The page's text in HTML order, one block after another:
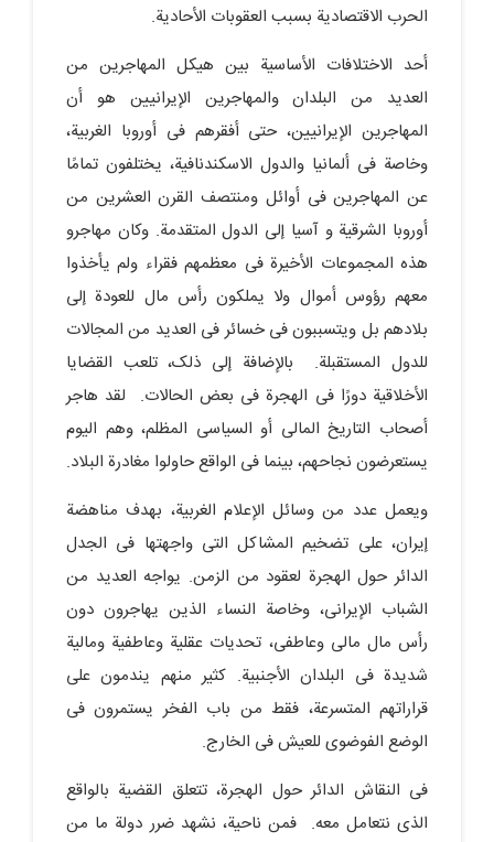
الحرب الاقتصادیة بسبب العقوبات الأحادیة.
أحد الاختلافات الأساسیة بین هیکل المهاجرین من
العدید من البلدان والمهاجرین الإیرانیین هو أن
المهاجرین الإیرانیین، حتى أفقرهم فی أوروبا الغربیة،
وخاصة فی ألمانیا والدول الاسکندنافیة، یختلفون تمامًا
عن المهاجرین فی أوائل ومنتصف القرن العشرین من
أوروبا الشرقیة و آسیا إلى الدول المتقدمة. وکان مهاجرو
هذه المجموعات الأخیرة فی معظمهم فقراء ولم یأخذوا
معهم رؤوس أموال ولا یملکون رأس مال للعودة إلى
بلادهم بل ویتسببون فی خسائر فی العدید من المجالات
للدول المستقبلة. بالإضافة إلى ذلک، تلعب القضایا
الأخلاقیة دورًا فی الهجرة فی بعض الحالات. لقد هاجر
أصحاب التاریخ المالی أو السیاسی المظلم، وهم الیوم
یستعرضون نجاحهم، بینما فی الواقع حاولوا مغادرة البلاد.
ویعمل عدد من وسائل الإعلام الغربیة، بهدف مناهضة
إیران، على تضخیم المشاکل التی واجهتها فی الجدل
الدائر حول الهجرة لعقود من الزمن. یواجه العدید من
الشباب الإیرانی، وخاصة النساء الذین یهاجرون دون
رأس مال مالی وعاطفی، تحدیات عقلیة وعاطفیة ومالیة
شدیدة فی البلدان الأجنبیة. کثیر منهم یندمون على
قراراتهم المتسرعة، فقط من باب الفخر یستمرون فی
الوضع الفوضوی للعیش فی الخارج.
فی النقاش الدائر حول الهجرة، تتعلق القضیة بالواقع
الذی نتعامل معه. فمن ناحیة، نشهد ضرر دولة ما من